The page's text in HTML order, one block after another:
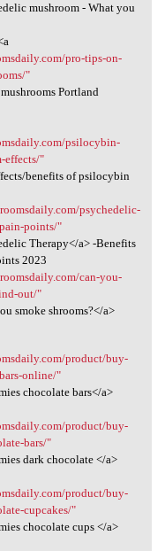
mushroom - What you
pro-tips-on-
"
Portland
psilocybin-
effects/"
benefits of psilocybin
psychedelic-
points/"
Therapy</a> -Benefits
2023
can-you-
out/"
smoke shrooms?</a>
product/buy-
online/"
chocolate bars</a>
product/buy-
bars/"
dark chocolate </a>
product/buy-
cupcakes/"
chocolate cups </a>